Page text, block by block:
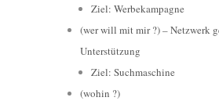
Ziel: Werbekampagne
(wer will mit mir ?) – Netzwerk
Unterstützung
Ziel: Suchmaschine
(wohin ?)